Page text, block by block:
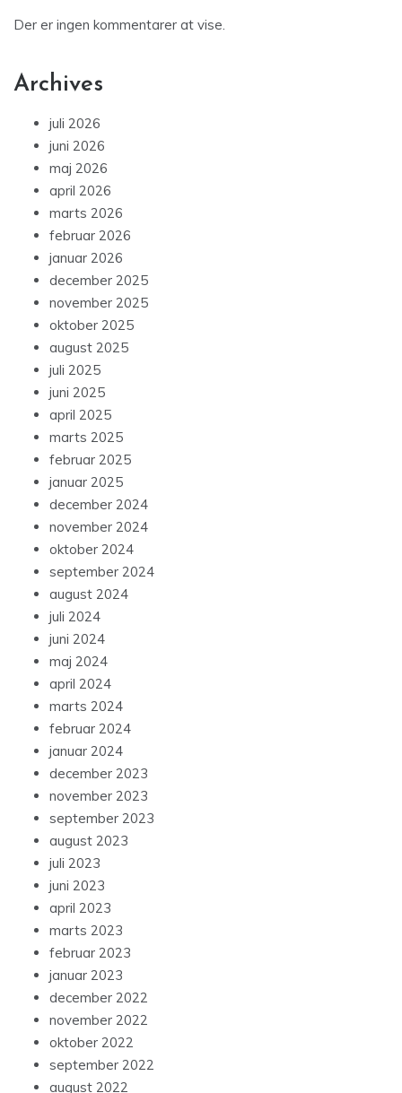
Der er ingen kommentarer at vise.
Archives
juli 2026
juni 2026
maj 2026
april 2026
marts 2026
februar 2026
januar 2026
december 2025
november 2025
oktober 2025
august 2025
juli 2025
juni 2025
april 2025
marts 2025
februar 2025
januar 2025
december 2024
november 2024
oktober 2024
september 2024
august 2024
juli 2024
juni 2024
maj 2024
april 2024
marts 2024
februar 2024
januar 2024
december 2023
november 2023
september 2023
august 2023
juli 2023
juni 2023
april 2023
marts 2023
februar 2023
januar 2023
december 2022
november 2022
oktober 2022
september 2022
august 2022